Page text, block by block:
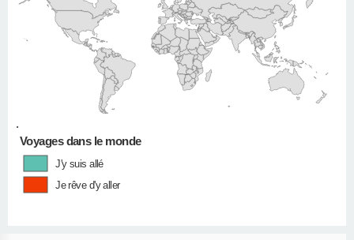
•
Voyages dans le monde
J'y suis allé
Je rêve d'y aller